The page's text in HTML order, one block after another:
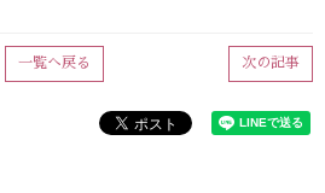
次の記事
一覧へ戻る